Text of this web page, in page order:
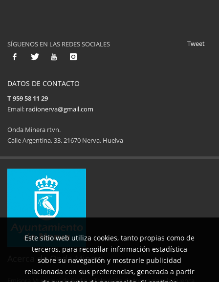
11ª Feria del Jamón 34 Memorial
Tweet
SÍGUENOS EN LAS REDES SOCIALES
DATOS DE CONTACTO
T 959 58 11 29
Email: radionerva@gmail.com
Onda Minera rtvn.
Calle Argentina, 33. 21670 Nerva, Huelva
Acerca de Onda Minera
Este sitio web utiliza cookies, tanto propias como de
terceros, para recopilar información estadística
sobre su navegación y mostrarle publicidad
relacionada con sus preferencias, generada a partir